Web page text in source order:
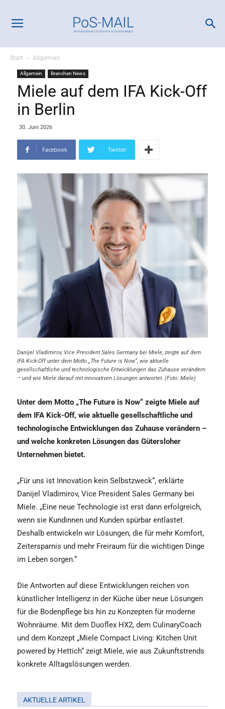
Start Allgemein
Allgemein Branchen News
Miele auf dem IFA Kick-Off
in Berlin
30. Juni 2026
Facebook Twitter
Danijel Vladimirov, Vice President Sales Germany bei Miele, zeigte auf dem
IFA Kick-Off unter dem Motto „The Future is Now“, wie aktuelle
gesellschaftliche und technologische Entwicklungen das Zuhause verändern
– und wie Miele darauf mit innovativen Lösungen antwortet. (Foto: Miele)
Unter dem Motto „The Future is Now“ zeigte Miele auf
dem IFA Kick-Off, wie aktuelle gesellschaftliche und
technologische Entwicklungen das Zuhause verändern –
und welche konkreten Lösungen das Gütersloher
Unternehmen bietet.
„Für uns ist Innovation kein Selbstzweck“, erklärte
Danijel Vladimirov, Vice President Sales Germany bei
Miele. „Eine neue Technologie ist erst dann erfolgreich,
wenn sie Kundinnen und Kunden spürbar entlastet.
Deshalb entwickeln wir Lösungen, die für mehr Komfort,
Zeitersparnis und mehr Freiraum für die wichtigen Dinge
im Leben sorgen.“
Die Antworten auf diese Entwicklungen reichen von
künstlicher Intelligenz in der Küche über neue Lösungen
für die Bodenpflege bis hin zu Konzepten für moderne
Wohnräume. Mit dem Duoflex HX2, dem CulinaryCoach
und dem Konzept „Miele Compact Living: Kitchen Unit
powered by Hettich“ zeigt Miele, wie aus Zukunftstrends
konkrete Alltagslösungen werden.
AKTUELLE ARTIKEL